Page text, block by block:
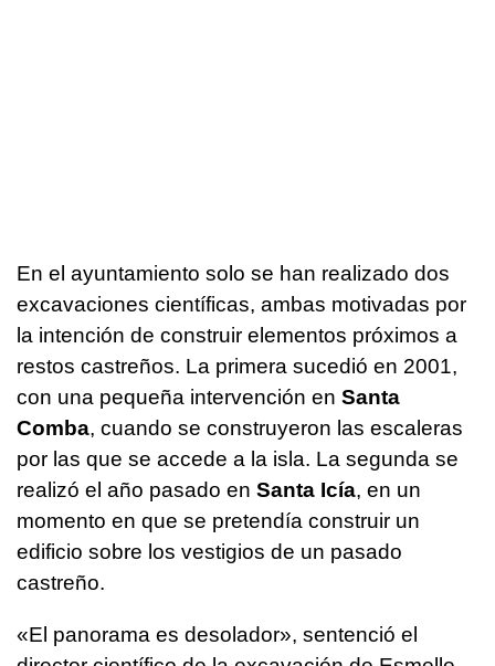
En el ayuntamiento solo se han realizado dos
excavaciones científicas, ambas motivadas por
la intención de construir elementos próximos a
restos castreños. La primera sucedió en 2001,
con una pequeña intervención en Santa
Comba, cuando se construyeron las escaleras
por las que se accede a la isla. La segunda se
realizó el año pasado en Santa Icía, en un
momento en que se pretendía construir un
edificio sobre los vestigios de un pasado
castreño.
«El panorama es desolador», sentenció el